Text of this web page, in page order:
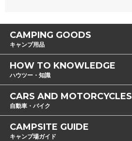
CAMPING GOODS
キャンプ用品
HOW TO KNOWLEDGE
ハウツー・知識
CARS AND MOTORCYCLES
自動車・バイク
CAMPSITE GUIDE
キャンプ場ガイド